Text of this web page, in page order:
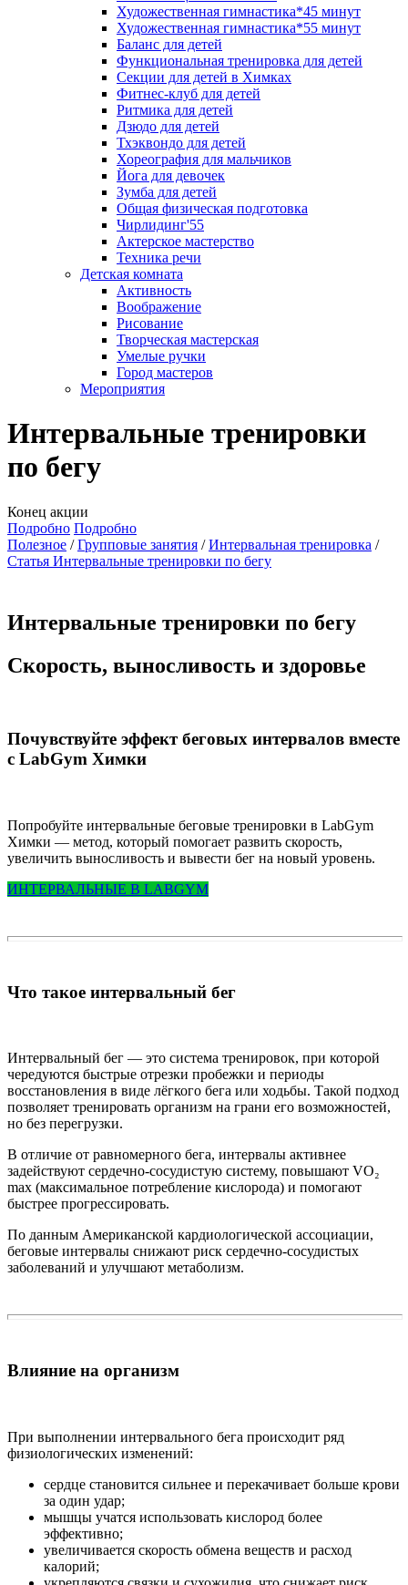
Художественная гимнастика*45 минут
Художественная гимнастика*55 минут
Баланс для детей
Функциональная тренировка для детей
Секции для детей в Химках
Фитнес-клуб для детей
Ритмика для детей
Дзюдо для детей
Тхэквондо для детей
Хореография для мальчиков
Йога для девочек
Зумба для детей
Общая физическая подготовка
Чирлидинг'55
Актерское мастерство
Техника речи
Детская комната
Активность
Воображение
Рисование
Творческая мастерская
Умелые ручки
Город мастеров
Мероприятия
Интервальные тренировки
по бегу
Конец акции
Подробно Подробно
Полезное
Групповые занятия
Интервальная тренировка
Статья Интервальные тренировки по бегу
Интервальные тренировки по бегу
Скорость, выносливость и здоровье
Почувствуйте эффект беговых интервалов вместе
с LabGym Химки
Попробуйте интервальные беговые тренировки в LabGym
Химки — метод, который помогает развить скорость,
увеличить выносливость и вывести бег на новый уровень.
ИНТЕРВАЛЬНЫЕ В LABGYM
Что такое интервальный бег
Интервальный бег — это система тренировок, при которой
чередуются быстрые отрезки пробежки и периоды
восстановления в виде лёгкого бега или ходьбы. Такой подход
позволяет тренировать организм на грани его возможностей,
но без перегрузки.
В отличие от равномерного бега, интервалы активнее
задействуют сердечно-сосудистую систему, повышают VO₂
max (максимальное потребление кислорода) и помогают
быстрее прогрессировать.
По данным Американской кардиологической ассоциации,
беговые интервалы снижают риск сердечно-сосудистых
заболеваний и улучшают метаболизм.
Влияние на организм
При выполнении интервального бега происходит ряд
физиологических изменений:
сердце становится сильнее и перекачивает больше крови
за один удар;
мышцы учатся использовать кислород более
эффективно;
увеличивается скорость обмена веществ и расход
калорий;